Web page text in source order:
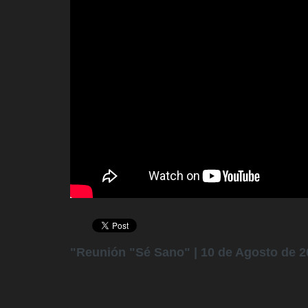
"Reunión "Sé Sano" | 10 de Agosto de